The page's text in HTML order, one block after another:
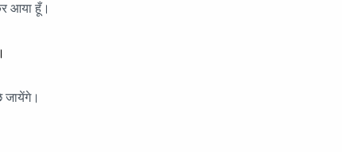
आया हूँ।
जायेंगे।